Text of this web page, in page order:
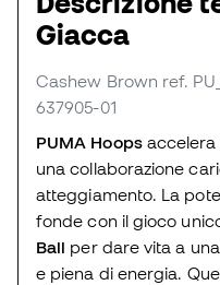
Giacca
Cashew Brown ref.
637905-01
PUMA Hoopsaccelera
una collaborazione
atteggiamento. La
fonde con il gioco
Ball per dare vita a
e piena di energia.